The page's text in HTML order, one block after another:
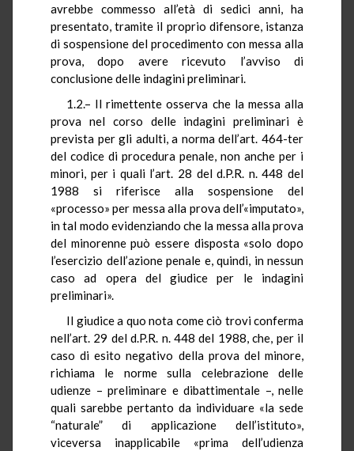
avrebbe commesso all’età di sedici anni, ha
presentato, tramite il proprio difensore, istanza
di sospensione del procedimento con messa alla
prova, dopo avere ricevuto l’avviso di
conclusione delle indagini preliminari.
1.2.– Il rimettente osserva che la messa alla
prova nel corso delle indagini preliminari è
prevista per gli adulti, a norma dell’art. 464-ter
del codice di procedura penale, non anche per i
minori, per i quali l’art. 28 del d.P.R. n. 448 del
1988 si riferisce alla sospensione del
«processo» per messa alla prova dell’«imputato»,
in tal modo evidenziando che la messa alla prova
del minorenne può essere disposta «solo dopo
l’esercizio dell’azione penale e, quindi, in nessun
caso ad opera del giudice per le indagini
preliminari».
Il giudice a quo nota come ciò trovi conferma
nell’art. 29 del d.P.R. n. 448 del 1988, che, per il
caso di esito negativo della prova del minore,
richiama le norme sulla celebrazione delle
udienze – preliminare e dibattimentale –, nelle
quali sarebbe pertanto da individuare «la sede
“naturale” di applicazione dell’istituto»,
viceversa inapplicabile «prima dell’udienza